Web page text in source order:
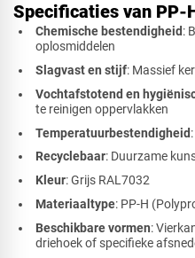
Specificaties van PP-
Chemische bestendigheid:
oplosmiddelen
Slagvast en stijf: Massief
Vochtafstotend en
te reinigen oppervlakken
Temperatuurbestendigheid
Recyclebaar: Duurzame
Kleur: Grijs RAL7032
Materiaaltype: PP-H
Beschikbare vormen:
driehoek of specifieke